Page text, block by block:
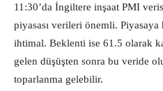
11:30’da İngiltere inşaat PMI
piyasası verileri önemli.
ihtimal. Beklenti ise 61.5 olarak
gelen düşüşten sonra bu veride
toparlanma gelebilir.